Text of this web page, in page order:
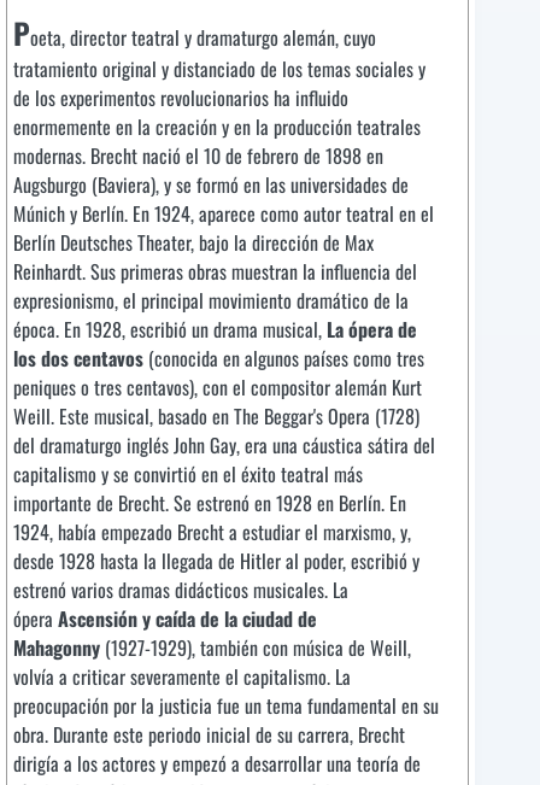
Poeta, director teatral y dramaturgo alemán, cuyo
tratamiento original y distanciado de los temas sociales y
de los experimentos revolucionarios ha influido
enormemente en la creación y en la producción teatrales
modernas. Brecht nació el 10 de febrero de 1898 en
Augsburgo (Baviera), y se formó en las universidades de
Múnich y Berlín. En 1924, aparece como autor teatral en el
Berlín Deutsches Theater, bajo la dirección de Max
Reinhardt. Sus primeras obras muestran la influencia del
expresionismo, el principal movimiento dramático de la
época. En 1928, escribió un drama musical, La ópera de
los dos centavos (conocida en algunos países como tres
peniques o tres centavos), con el compositor alemán Kurt
Weill. Este musical, basado en The Beggar's Opera (1728)
del dramaturgo inglés John Gay, era una cáustica sátira del
capitalismo y se convirtió en el éxito teatral más
importante de Brecht. Se estrenó en 1928 en Berlín. En
1924, había empezado Brecht a estudiar el marxismo, y,
desde 1928 hasta la llegada de Hitler al poder, escribió y
estrenó varios dramas didácticos musicales. La
ópera Ascensión y caída de la ciudad de
Mahagonny (1927-1929), también con música de Weill,
volvía a criticar severamente el capitalismo. La
preocupación por la justicia fue un tema fundamental en su
obra. Durante este periodo inicial de su carrera, Brecht
dirigía a los actores y empezó a desarrollar una teoría de